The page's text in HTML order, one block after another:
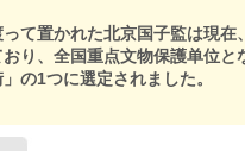
て置かれた北京国子監は現
り、全国重点文物保護单位
の1つに選定されました。